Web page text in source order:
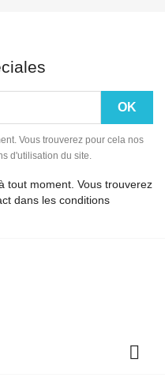
Vous trouverez pour cela nos
d'utilisation du site.
tout moment. Vous trouverez
dans les conditions
